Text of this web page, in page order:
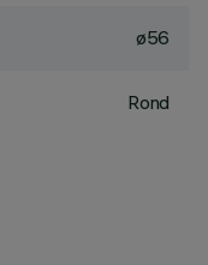
ø56
Rond